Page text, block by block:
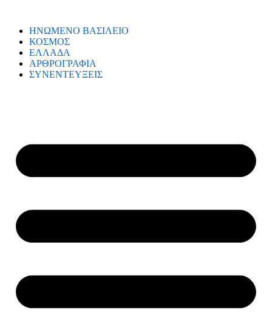
ΗΝΩΜΕΝΟ ΒΑΣΙΛΕΙΟ
ΚΟΣΜΟΣ
ΕΛΛΑΔΑ
ΑΡΘΡΟΓΡΑΦΙΑ
ΣΥΝΕΝΤΕΥΞΕΙΣ